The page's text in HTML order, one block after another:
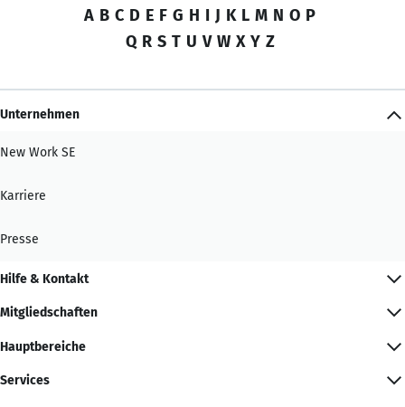
A B C D E F G H I J K L M N O P
Q R S T U V W X Y Z
Unternehmen
New Work SE
Karriere
Presse
Hilfe & Kontakt
Mitgliedschaften
Hauptbereiche
Services